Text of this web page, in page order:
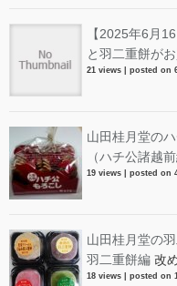
【2025年6月
と羽二重餅が
21 views posted on
山田桂月堂の
（ハチ公諸越前
19 views posted on
山田桂月堂の
羽二重餅編 改
18 views posted on